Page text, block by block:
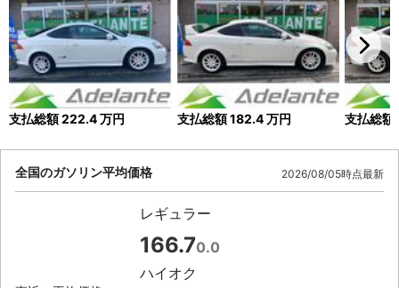
支払総額222.4万円 支払総額182.4万円 支払総額
全国のガソリン平均価格 2026/08/05時点最新
レギュラー
166.70.0
ハイオク